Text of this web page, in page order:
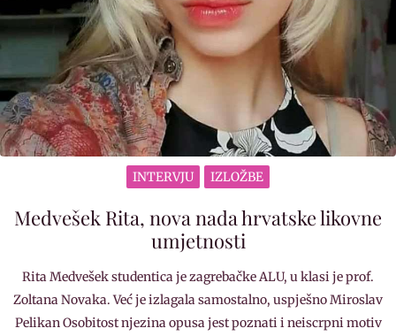
INTERVJU IZLOŽBE
Medvešek Rita, nova nada hrvatske likovne
umjetnosti
Rita Medvešek studentica je zagrebačke ALU, u klasi je prof.
Zoltana Novaka. Već je izlagala samostalno, uspješno Miroslav
Pelikan Osobitost njezina opusa jest poznati i neiscrpni motiv